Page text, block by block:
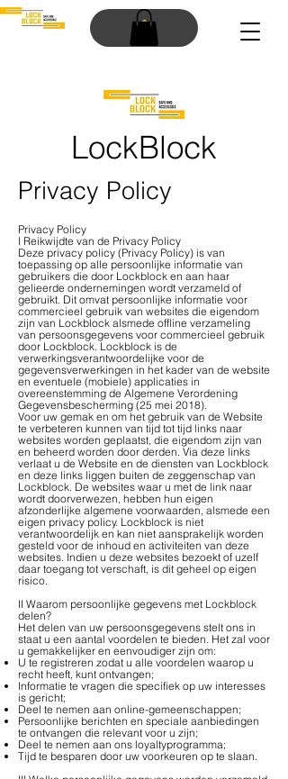
LockBlock
Privacy Policy
Privacy Policy
I Reikwijdte van de Privacy Policy
Deze privacy policy (Privacy Policy) is van
toepassing op alle persoonlijke informatie van
gebruikers die door Lockblock en aan haar
gelieerde ondernemingen wordt verzameld of
gebruikt. Dit omvat persoonlijke informatie voor
commercieel gebruik van websites die eigendom
zijn van Lockblock alsmede offline verzameling
van persoonsgegevens voor commercieel gebruik
door Lockblock. Lockblock is de
verwerkingsverantwoordelijke voor de
gegevensverwerkingen in het kader van de website
en eventuele (mobiele) applicaties in
overeenstemming de Algemene Verordening
Gegevensbescherming (25 mei 2018).
Voor uw gemak en om het gebruik van de Website
te verbeteren kunnen van tijd tot tijd links naar
websites worden geplaatst, die eigendom zijn van
en beheerd worden door derden. Via deze links
verlaat u de Website en de diensten van Lockblock
en deze links liggen buiten de zeggenschap van
Lockblock. De websites waar u met de link naar
wordt doorverwezen, hebben hun eigen
afzonderlijke algemene voorwaarden, alsmede een
eigen privacy policy. Lockblock is niet
verantwoordelijk en kan niet aansprakelijk worden
gesteld voor de inhoud en activiteiten van deze
websites. Indien u deze websites bezoekt of uzelf
daar toegang tot verschaft, is dit geheel op eigen
risico.
II Waarom persoonlijke gegevens met Lockblock
delen?
Het delen van uw persoonsgegevens stelt ons in
staat u een aantal voordelen te bieden. Het zal voor
u gemakkelijker en eenvoudiger zijn om:
U te registreren zodat u alle voordelen waarop u
recht heeft, kunt ontvangen;
Informatie te vragen die specifiek op uw interesses
is gericht;
Deel te nemen aan online-gemeenschappen;
Persoonlijke berichten en speciale aanbiedingen
te ontvangen die relevant voor u zijn;
Deel te nemen aan ons loyaltyprogramma;
Tijd te besparen door uw voorkeuren op te slaan.